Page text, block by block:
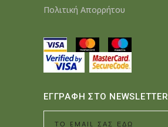
Πολιτική Απορρήτου
ΕΓΓΡΑΦΗ ΣΤΟ NEWSLETTER